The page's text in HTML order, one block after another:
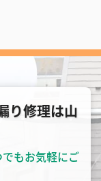
り修理は山
もお気軽にご